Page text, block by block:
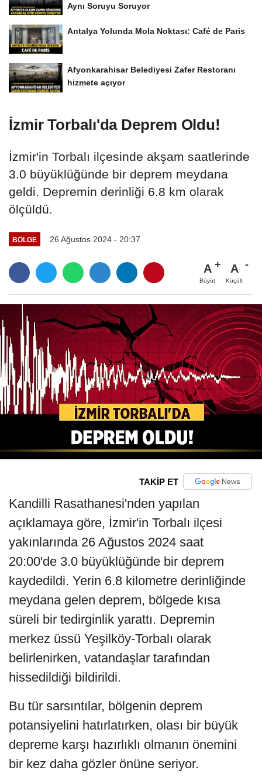
Aynı Soruyu Soruyor
Antalya Yolunda Mola Noktası: Café de Paris
Afyonkarahisar Belediyesi Zafer Restoranı
hizmete açıyor
İzmir Torbalı'da Deprem Oldu!
İzmir'in Torbalı ilçesinde akşam saatlerinde
3.0 büyüklüğünde bir deprem meydana
geldi. Depremin derinliği 6.8 km olarak
ölçüldü.
BÖLGE 26 Ağustos 2024 - 20:37
A
Büyüt
A
Küçült
TAKİP ET
Kandilli Rasathanesi'nden yapılan
açıklamaya göre, İzmir'in Torbalı ilçesi
yakınlarında 26 Ağustos 2024 saat
20:00'de 3.0 büyüklüğünde bir deprem
kaydedildi. Yerin 6.8 kilometre derinliğinde
meydana gelen deprem, bölgede kısa
süreli bir tedirginlik yarattı. Depremin
merkez üssü Yeşilköy-Torbalı olarak
belirlenirken, vatandaşlar tarafından
hissedildiği bildirildi.
Bu tür sarsıntılar, bölgenin deprem
potansiyelini hatırlatırken, olası bir büyük
depreme karşı hazırlıklı olmanın önemini
bir kez daha gözler önüne seriyor.